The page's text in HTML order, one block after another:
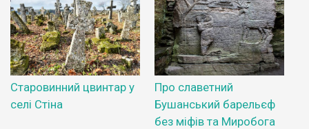
Старовинний цвинтар у
селі Стіна
Про славетний
Бушанський барельєф
без міфів та Миробога